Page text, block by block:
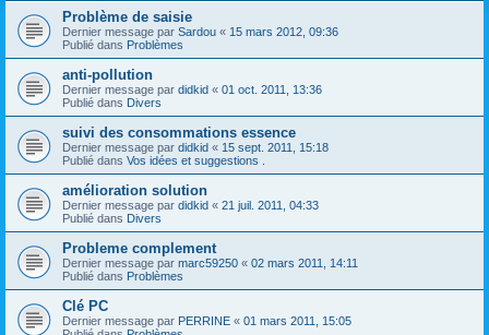
Problème de saisie
Dernier message par Sardou « 15 mars 2012, 09:36
Publié dans Problèmes
anti-pollution
Dernier message par didkid « 01 oct. 2011, 13:36
Publié dans Divers
suivi des consommations essence
Dernier message par didkid « 15 sept. 2011, 15:18
Publié dans Vos idées et suggestions .
amélioration solution
Dernier message par didkid « 21 juil. 2011, 04:33
Publié dans Divers
Probleme complement
Dernier message par marc59250 « 02 mars 2011, 14:11
Publié dans Problèmes
Clé PC
Dernier message par PERRINE « 01 mars 2011, 15:05